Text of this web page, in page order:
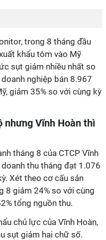
trong 8 tháng đầu
khẩu tôm vào Mỹ
sụt giảm nhiều nhất so
nghiệp bán 8.967
giảm 35% so với cùng kỳ
nhưng Vĩnh Hoàn thì
tháng 8 của CTCP Vĩnh
thu tháng đạt 1.076
Xét theo cơ cấu sản
8 giảm 24% so với cùng
tổng nguồn thu.
chủ lực của Vĩnh Hoàn,
sụt giảm hai chữ số.